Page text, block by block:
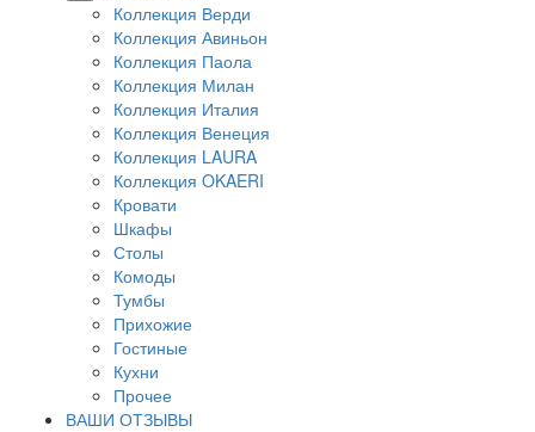
Коллекция Верди
Коллекция Авиньон
Коллекция Паола
Коллекция Милан
Коллекция Италия
Коллекция Венеция
Коллекция LAURA
Коллекция OKAERI
Кровати
Шкафы
Столы
Комоды
Тумбы
Прихожие
Гостиные
Кухни
Прочее
ВАШИ ОТЗЫВЫ